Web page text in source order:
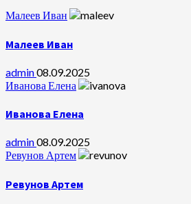
Малеев Иван
Малеев Иван
admin08.09.2025
Иванова Елена
Иванова Елена
admin08.09.2025
Ревунов Артем
Ревунов Артем